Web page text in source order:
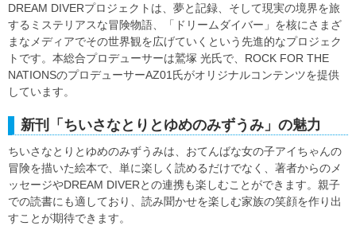
DREAM DIVERプロジェクトは、夢と記録、そして現実の境界を旅
するミステリアスな冒険物語、「ドリームダイバー」を核にさまざ
まなメディアでその世界観を広げていくという先進的なプロジェク
トです。本総合プロデューサーは鷲塚 光氏で、ROCK FOR THE
NATIONSのプロデューサーAZ01氏がオリジナルコンテンツを提供
しています。
新刊「ちいさなとりとゆめのみずうみ」の魅力
ちいさなとりとゆめのみずうみは、おてんばな女の子アイちゃんの
冒険を描いた絵本で、単に楽しく読めるだけでなく、著者からのメ
ッセージやDREAM DIVERとの連携も楽しむことができます。親子
での読書にも適しており、読み聞かせを楽しむ家族の笑顔を作り出
すことが期待できます。